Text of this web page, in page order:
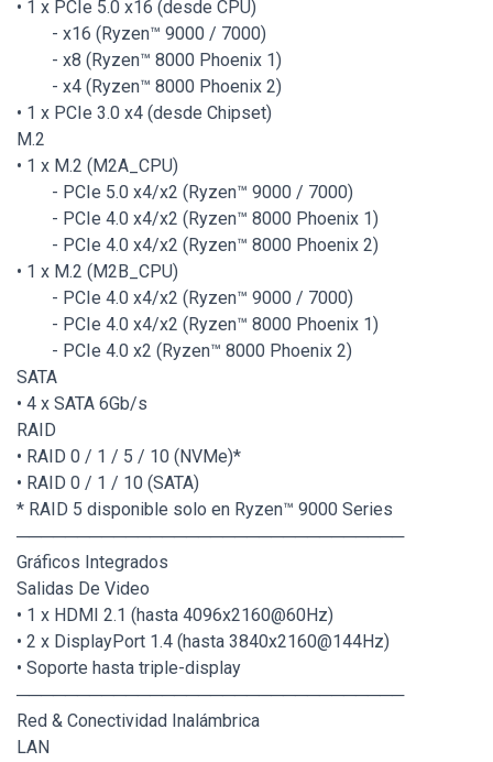
• 1 x PCIe 5.0 x16 (desde CPU)
- x16 (Ryzen™ 9000 / 7000)
- x8 (Ryzen™ 8000 Phoenix 1)
- x4 (Ryzen™ 8000 Phoenix 2)
• 1 x PCIe 3.0 x4 (desde Chipset)
M.2
• 1 x M.2 (M2A_CPU)
- PCIe 5.0 x4/x2 (Ryzen™ 9000 / 7000)
- PCIe 4.0 x4/x2 (Ryzen™ 8000 Phoenix 1)
- PCIe 4.0 x4/x2 (Ryzen™ 8000 Phoenix 2)
• 1 x M.2 (M2B_CPU)
- PCIe 4.0 x4/x2 (Ryzen™ 9000 / 7000)
- PCIe 4.0 x4/x2 (Ryzen™ 8000 Phoenix 1)
- PCIe 4.0 x2 (Ryzen™ 8000 Phoenix 2)
SATA
• 4 x SATA 6Gb/s
RAID
• RAID 0 / 1 / 5 / 10 (NVMe)*
• RAID 0 / 1 / 10 (SATA)
* RAID 5 disponible solo en Ryzen™ 9000 Series
────────────────────────────────
Gráficos Integrados
Salidas De Video
• 1 x HDMI 2.1 (hasta 4096x2160@60Hz)
• 2 x DisplayPort 1.4 (hasta 3840x2160@144Hz)
• Soporte hasta triple-display
────────────────────────────────
Red & Conectividad Inalámbrica
LAN